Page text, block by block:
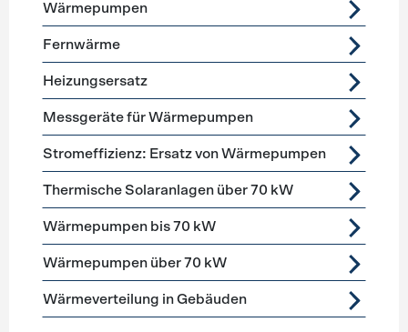
Wärmepumpen
Fernwärme
Heizungsersatz
Messgeräte für Wärmepumpen
Stromeffizienz: Ersatz von Wärmepumpen
Thermische Solaranlagen über 70 kW
Wärmepumpen bis 70 kW
Wärmepumpen über 70 kW
Wärmeverteilung in Gebäuden